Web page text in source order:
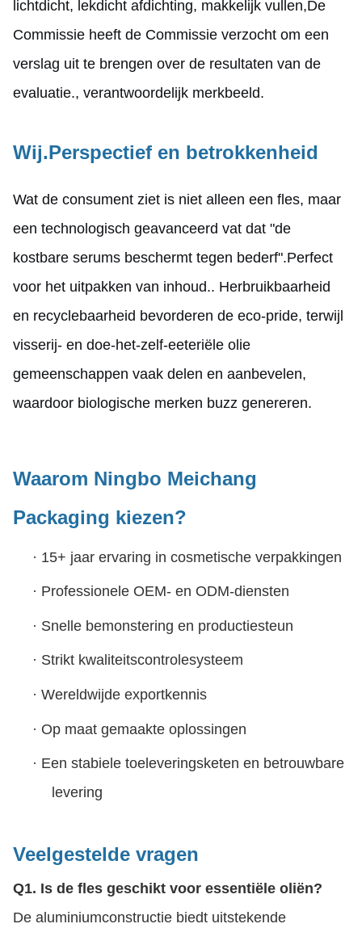
lichtdicht, lekdicht afdichting, makkelijk vullen,De
Commissie heeft de Commissie verzocht om een
verslag uit te brengen over de resultaten van de
evaluatie., verantwoordelijk merkbeeld.
Wij.Perspectief en betrokkenheid
Wat de consument ziet is niet alleen een fles, maar
een technologisch geavanceerd vat dat "de
kostbare serums beschermt tegen bederf".Perfect
voor het uitpakken van inhoud.. Herbruikbaarheid
en recyclebaarheid bevorderen de eco-pride, terwijl
visserij- en doe-het-zelf-eeteriële olie
gemeenschappen vaak delen en aanbevelen,
waardoor biologische merken buzz genereren.
Waarom Ningbo Meichang
Packaging kiezen?
· 15+ jaar ervaring in cosmetische verpakkingen
· Professionele OEM- en ODM-diensten
· Snelle bemonstering en productiesteun
· Strikt kwaliteitscontrolesysteem
· Wereldwijde exportkennis
· Op maat gemaakte oplossingen
· Een stabiele toeleveringsketen en betrouwbare
levering
Veelgestelde vragen
Q1. Is de fles geschikt voor essentiële oliën?
De aluminiumconstructie biedt uitstekende